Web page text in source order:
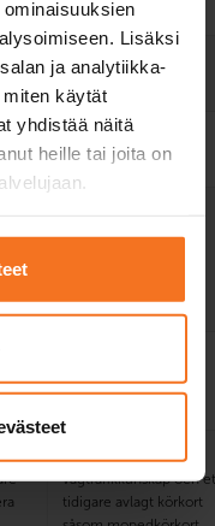
Lisäksi
ja analytiikka-
käytät
yhdistää näitä
heille tai joita on
Dig som har
vägtrafikkunskap och
tidigare avlagt körkort